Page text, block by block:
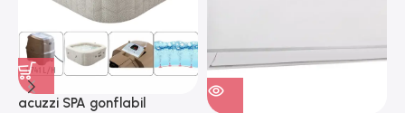
acuzzi SPA gonflabil